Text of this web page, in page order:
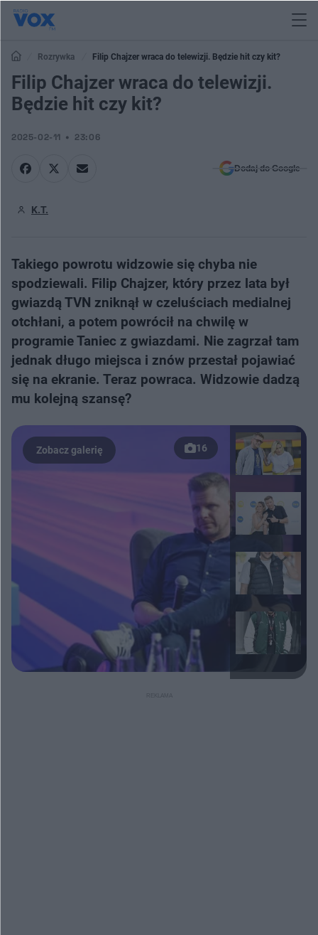
Rozrywka Filip Chajzer wraca do telewizji. Będzie hit czy kit?
Filip Chajzer wraca do telewizji.
Będzie hit czy kit?
2025-02-11 23:06
Dodaj do Google
K.T.
Takiego powrotu widzowie się chyba nie
spodziewali. Filip Chajzer, który przez lata był
gwiazdą TVN zniknął w czeluściach medialnej
otchłani, a potem powrócił na chwilę w
programie Taniec z gwiazdami. Nie zagrzał tam
jednak długo miejsca i znów przestał pojawiać
się na ekranie. Teraz powraca. Widzowie dadzą
mu kolejną szansę?
16